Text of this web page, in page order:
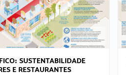
SUSTENTABILIDADE
E RESTAURANTES